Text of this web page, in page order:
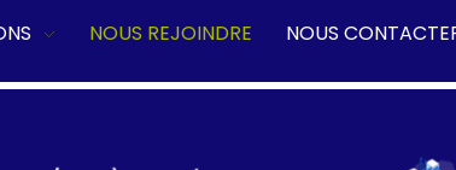
NOUS REJOINDRE NOUS